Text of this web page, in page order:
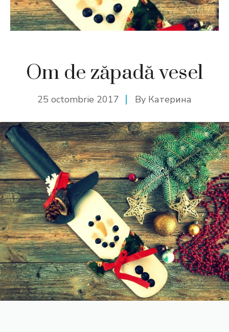
Om de zăpadă vesel
25 octombrie 2017 By Катерина